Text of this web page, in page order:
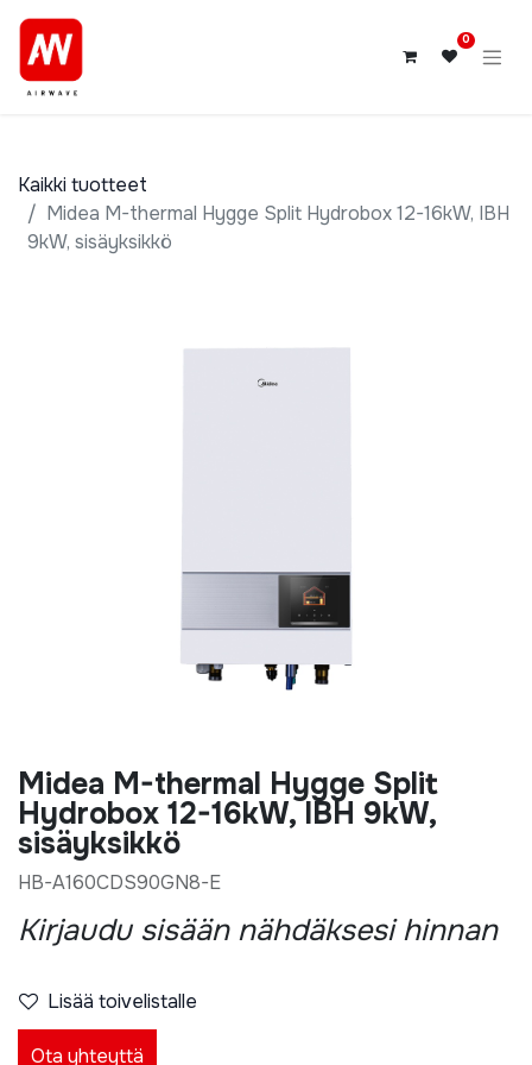
0
Kaikki tuotteet
Midea M-thermal Hygge Split Hydrobox 12-16kW, IBH
9kW, sisäyksikkö
Midea M-thermal Hygge Split
Hydrobox 12-16kW, IBH 9kW,
sisäyksikkö
HB-A160CDS90GN8-E
Kirjaudu sisään nähdäksesi hinnan
Lisää toivelistalle
Ota yhteyttä